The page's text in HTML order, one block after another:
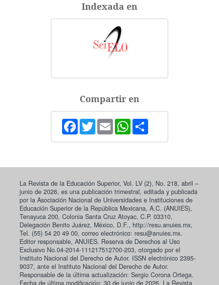
Indexada en
Compartir en
Facebook
TwitterEmail WhatsApp
La Revista de la Educación Superior, Vol. LV (2), No. 218, abril –
junio de 2026, es una publicación trimestral, editada y publicada
por la Asociación Nacional de Universidades e Instituciones de
Educación Superior de la República Mexicana, A.C. (ANUIES),
Tenayuca 200, Colonia Santa Cruz Atoyac, C.P. 03310,
Delegación Benito Juárez, México, D.F., http://resu.anuies.mx,
Tel. (55) 54 20 49 00, correo electrónico: resu@anuies.mx.
Editor responsable, ANUIES. Reserva de Derechos al Uso
Exclusivo No.04-2014-111217512700-203, otorgado por el
Instituto Nacional del Derecho de Autor. ISSN electrónico 2395-
9037, ante el Instituto Nacional del Derecho de Autor.
Responsable de la última actualización: Sergio Corona Ortega.
Fecha de última modificación: 30 de junio de 2026. La Revista